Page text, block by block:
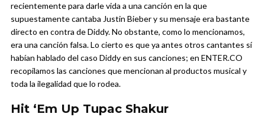
recientemente para darle vida a una canción en la que
supuestamente cantaba Justin Bieber y su mensaje era bastante
directo en contra de Diddy. No obstante, como lo mencionamos,
era una canción falsa. Lo cierto es que ya antes otros cantantes sí
habían hablado del caso Diddy en sus canciones; en ENTER.CO
recopilamos las canciones que mencionan al productos musical y
toda la ilegalidad que lo rodea.
Hit ‘Em Up Tupac Shakur